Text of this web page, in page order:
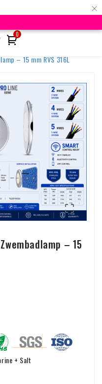
×
0
– 15 mm RVS 316L

– 15
+ Salt